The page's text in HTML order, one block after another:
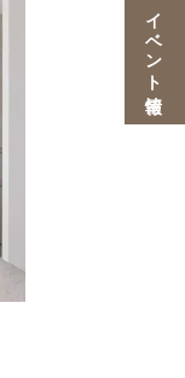
イベント情報